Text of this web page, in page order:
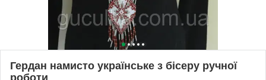
Гердан намисто українське з бісеру ручної
роботи